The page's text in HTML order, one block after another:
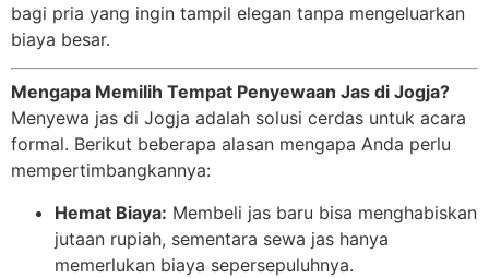
bagi pria yang ingin tampil elegan tanpa mengeluarkan
biaya besar.
Mengapa Memilih Tempat Penyewaan Jas di Jogja?
Menyewa jas di Jogja adalah solusi cerdas untuk acara
formal. Berikut beberapa alasan mengapa Anda perlu
mempertimbangkannya:
Hemat Biaya: Membeli jas baru bisa menghabiskan
jutaan rupiah, sementara sewa jas hanya
memerlukan biaya sepersepuluhnya.